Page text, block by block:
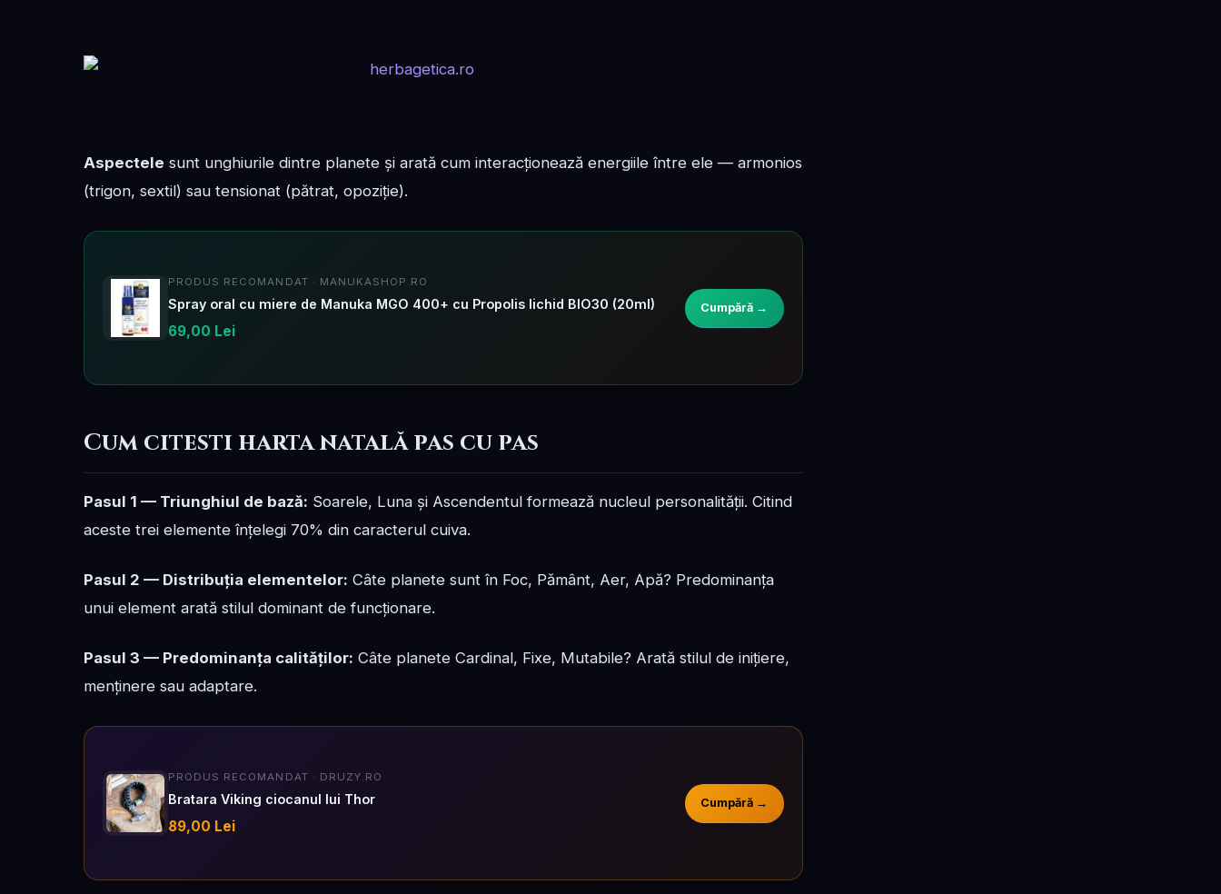
Aspectele sunt unghiurile dintre planete și arată cum interacționează energiile între ele — armonios
(trigon, sextil) sau tensionat (pătrat, opoziție).
PRODUS RECOMANDAT · MANUKASHOP.RO
Spray oral cu miere de Manuka MGO 400+ cu Propolis lichid BIO30 (20ml)
69,00 Lei
Cumpără →
Cum citesti harta natală pas cu pas
Pasul 1 — Triunghiul de bază: Soarele, Luna și Ascendentul formează nucleul personalității. Citind
aceste trei elemente înțelegi 70% din caracterul cuiva.
Pasul 2 — Distribuția elementelor: Câte planete sunt în Foc, Pământ, Aer, Apă? Predominanța
unui element arată stilul dominant de funcționare.
Pasul 3 — Predominanța calităților: Câte planete Cardinal, Fixe, Mutabile? Arată stilul de inițiere,
menținere sau adaptare.
PRODUS RECOMANDAT · DRUZY.RO
Bratara Viking ciocanul lui Thor
89,00 Lei
Cumpără →